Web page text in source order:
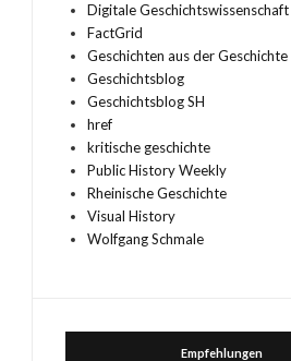
Digitale Geschichtswissenschaft
FactGrid
Geschichten aus der Geschichte
Geschichtsblog
Geschichtsblog SH
href
kritische geschichte
Public History Weekly
Rheinische Geschichte
Visual History
Wolfgang Schmale
Empfehlungen